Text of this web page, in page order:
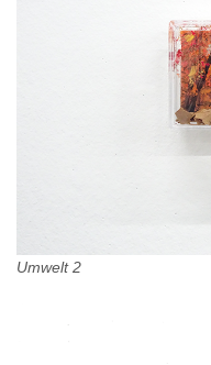
Umwelt 2